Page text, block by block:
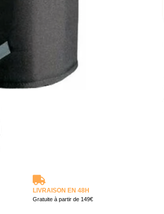
LIVRAISON EN 48H
Gratuite à partir de 149€